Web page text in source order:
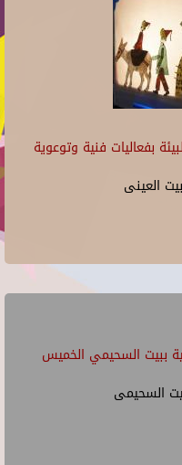
بفعاليات فنية وتوعوية
العينى
ببيت السحيمي الخميس
السحيمى